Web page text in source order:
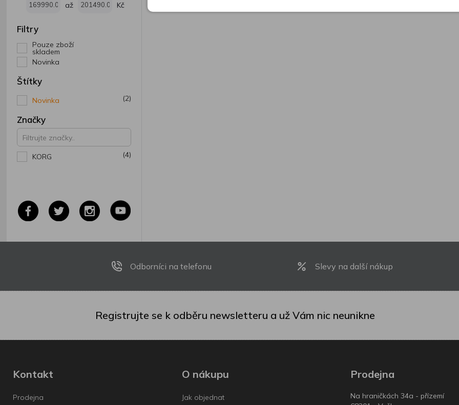
až Kč
Filtry
Pouze zboží
skladem
Novinka
Štítky
Novinka (2)
Značky
KORG (4)
Odborníci na telefonu Slevy na další nákup
Registrujte se k odběru newsletteru a už Vám nic neunikne
Kontakt
Prodejna
O nákupu
Jak objednat
Prodejna
Na hraničkách 34a - přízemí